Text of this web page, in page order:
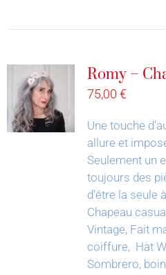
Romy –
75,00 €
Une touche
allure et
Seulement un
toujours des
d'être la seule
Chapeau
Vintage, Fait
coiffure, Hat
Sombrero,